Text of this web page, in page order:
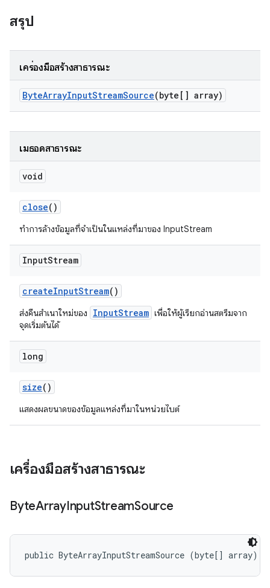
สรุป
เครื่องมือสร้างสาธารณะ
ByteArrayInputStreamSource(byte[] array)
เมธอดสาธารณะ
void
close()
ทำการล้างข้อมูลที่จำเป็นในแหล่งที่มาของ InputStream
InputStream
createInputStream()
ส่งคืนสำเนาใหม่ของ InputStream เพื่อให้ผู้เรียกอ่านสตรีมจาก
จุดเริ่มต้นได้
long
size()
แสดงผลขนาดของข้อมูลแหล่งที่มาในหน่วยไบต์
เครื่องมือสร้างสาธารณะ
ByteArrayInputStreamSource
public ByteArrayInputStreamSource (byte[] array)